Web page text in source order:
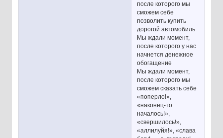
после которого мы
сможем себе
позволить купить
дорогой автомобиль
Мы ждали момент,
после которого у нас
начнется денежное
обогащение
Мы ждали момент,
после которого мы
сможем сказать себе
«поперло!»,
«наконец-то
началось!»,
«свершилось!»,
«аллилуйя!», «слава